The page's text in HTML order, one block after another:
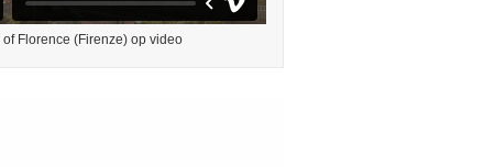
Florence (Firenze) op video